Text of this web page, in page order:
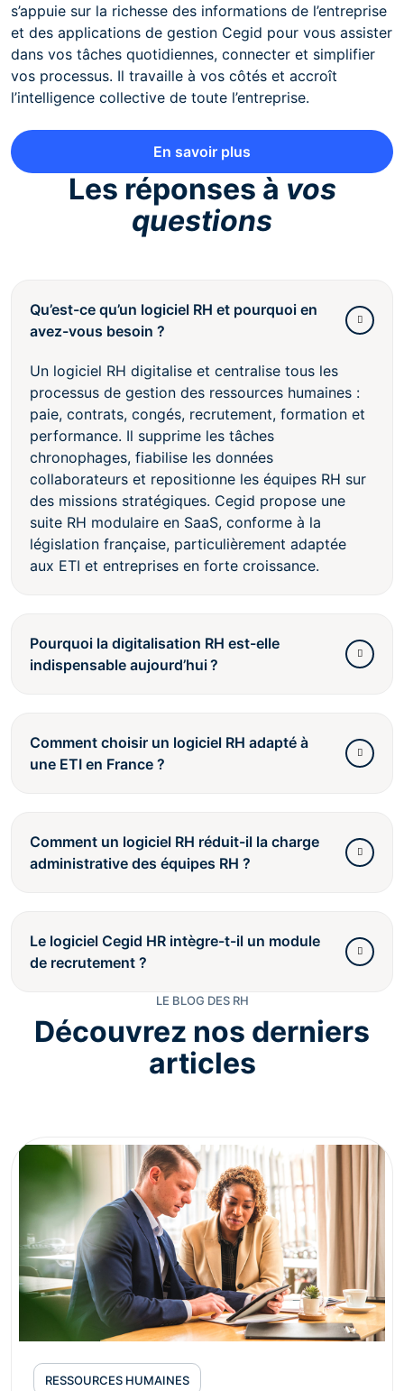
s’appuie sur la richesse des informations de l’entreprise
et des applications de gestion Cegid pour vous assister
dans vos tâches quotidiennes, connecter et simplifier
vos processus. Il travaille à vos côtés et accroît
l’intelligence collective de toute l’entreprise.
En savoir plus
Les réponses à vos
questions
Qu’est-ce qu’un logiciel RH et pourquoi en
avez-vous besoin ?
Un logiciel RH digitalise et centralise tous les
processus de gestion des ressources humaines :
paie, contrats, congés, recrutement, formation et
performance. Il supprime les tâches
chronophages, fiabilise les données
collaborateurs et repositionne les équipes RH sur
des missions stratégiques. Cegid propose une
suite RH modulaire en SaaS, conforme à la
législation française, particulièrement adaptée
aux ETI et entreprises en forte croissance.
Pourquoi la digitalisation RH est-elle
indispensable aujourd’hui ?
Comment choisir un logiciel RH adapté à
une ETI en France ?
Comment un logiciel RH réduit-il la charge
administrative des équipes RH ?
Le logiciel Cegid HR intègre-t-il un module
de recrutement ?
LE BLOG DES RH
Découvrez nos derniers
articles
RESSOURCES HUMAINES